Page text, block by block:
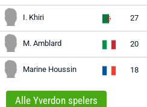
I. Khiri 27
M. Amblard 20
Marine Houssin 18
Alle Yverdon spelers